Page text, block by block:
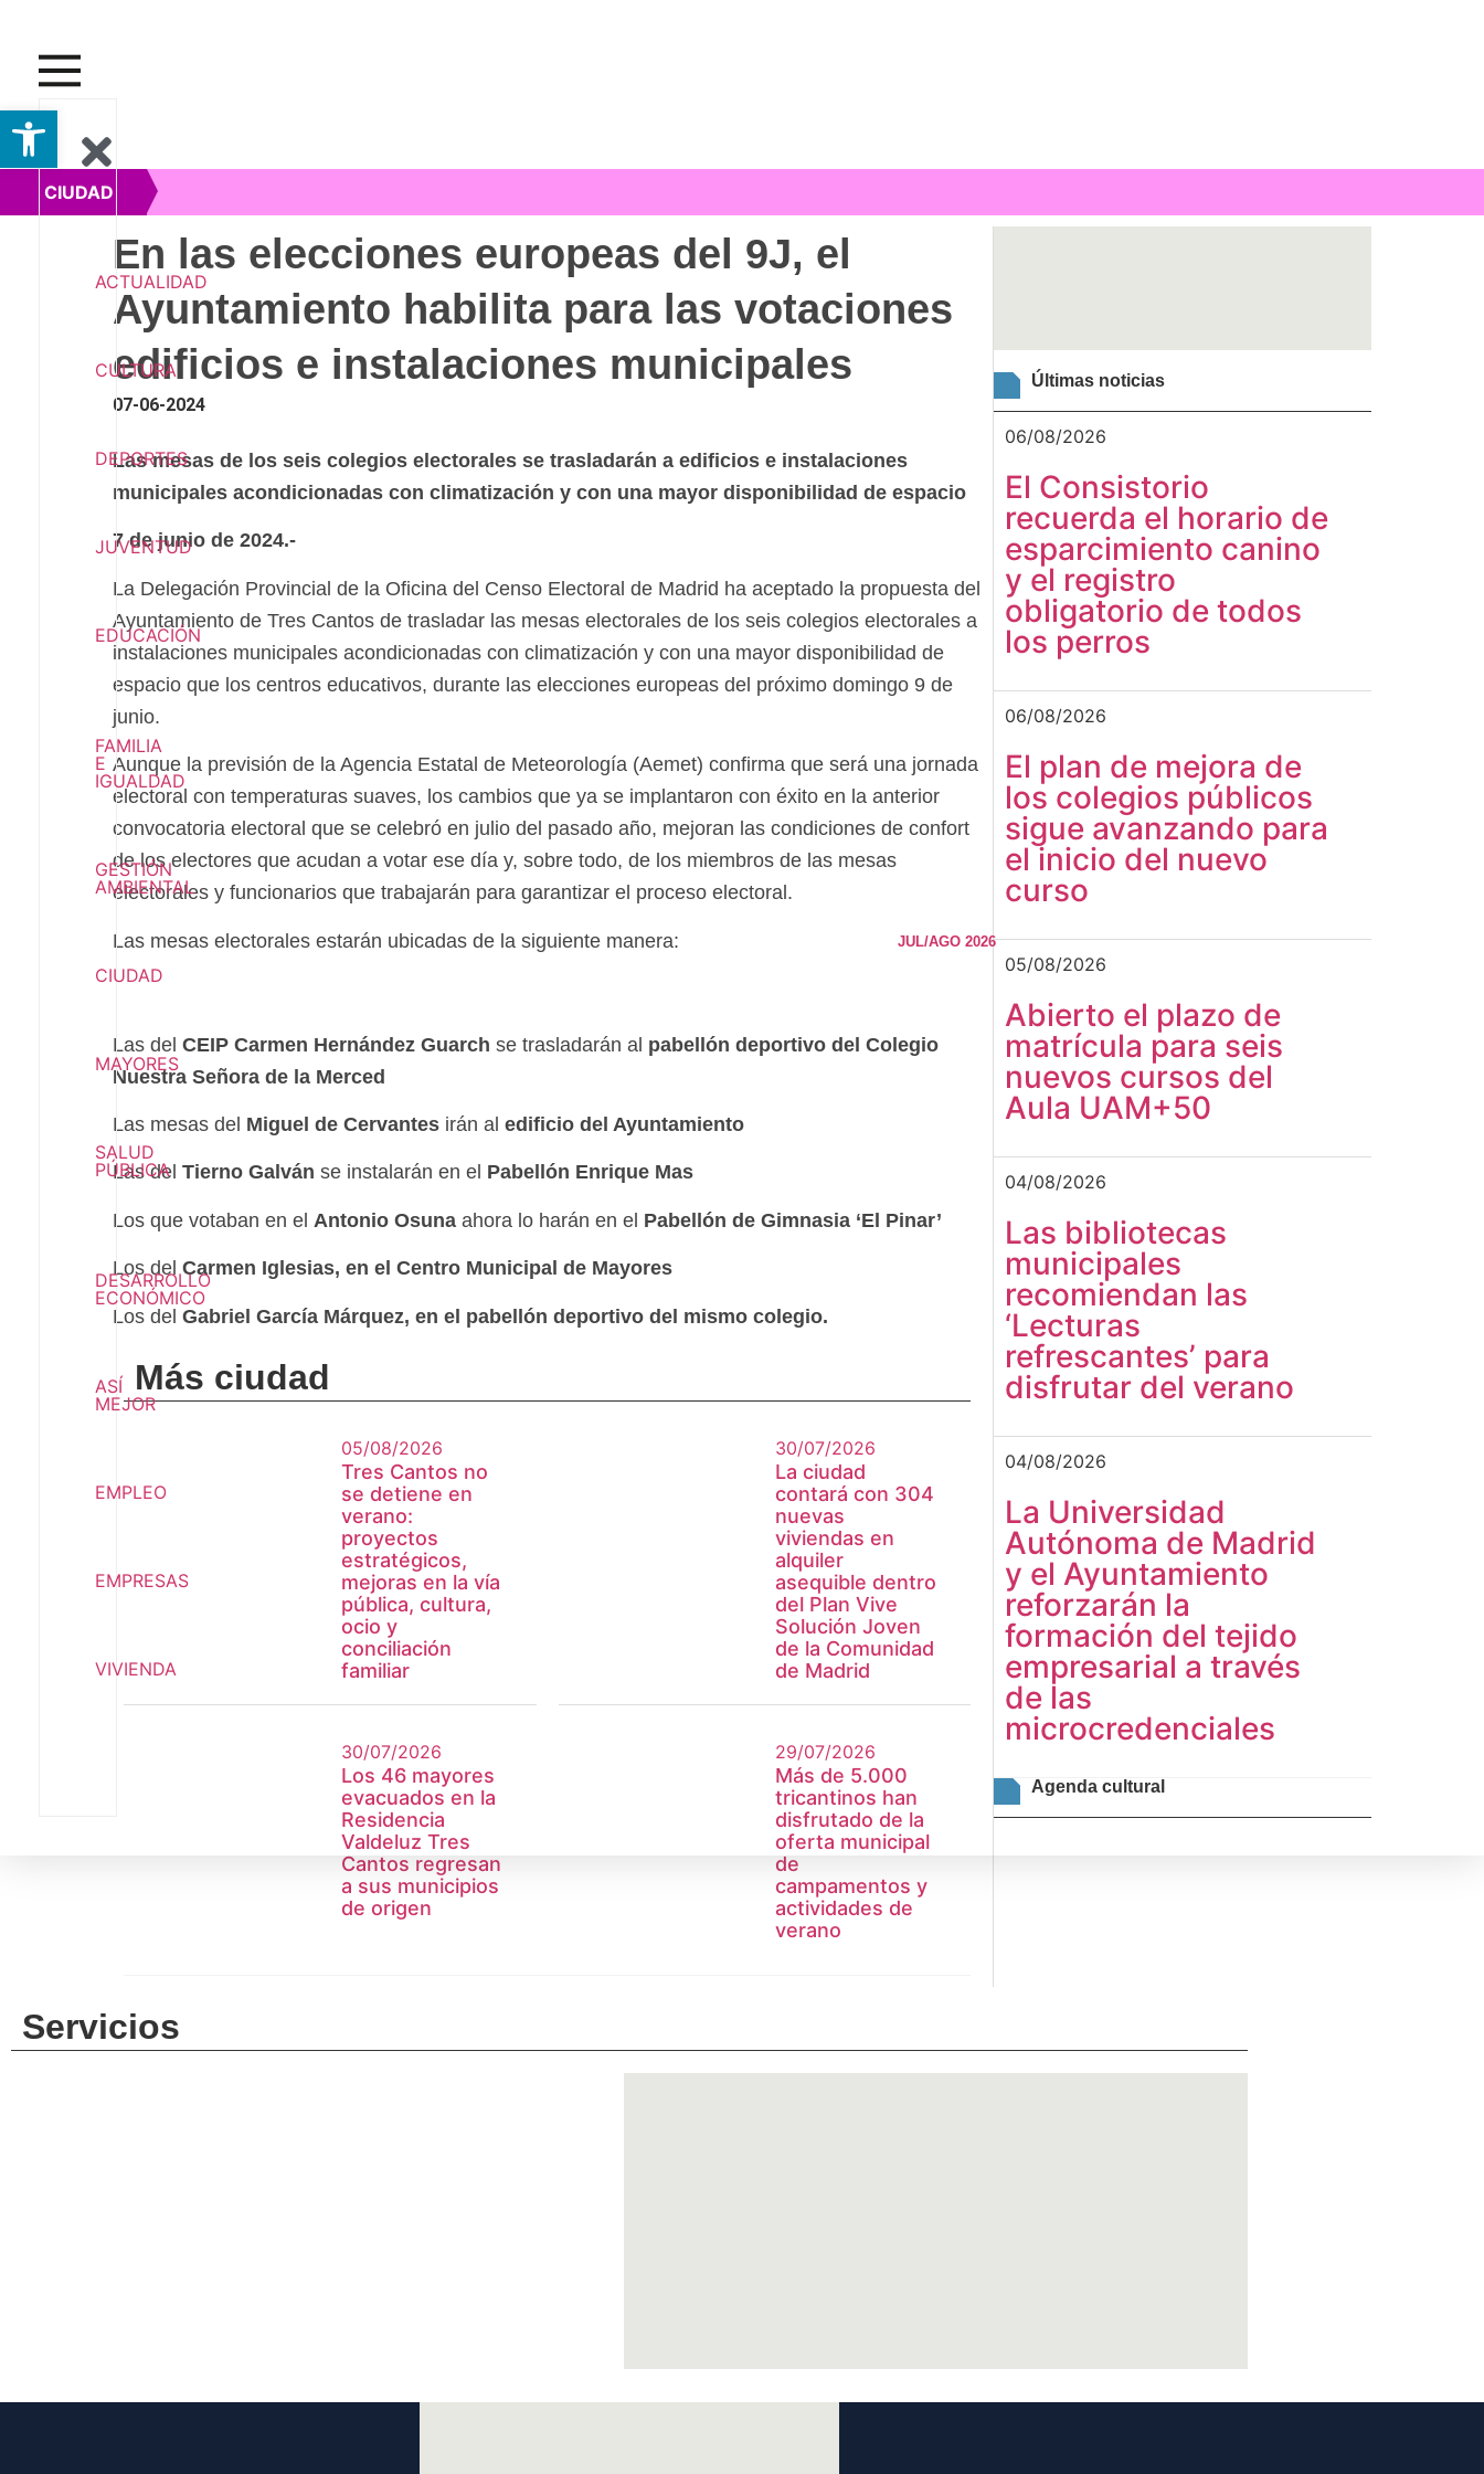
ACTUALIDAD
CULTURA
DEPORTES
JUVENTUD
EDUCACIÓN
FAMILIA
E
IGUALDAD
GESTIÓN
AMBIENTAL
CIUDAD
MAYORES
SALUD
PÚBLICA
DESARROLLO
ECONÓMICO
ASÍ
MEJOR
EMPLEO
EMPRESAS
VIVIENDA
JUL/AGO 2026
CIUDAD
En las elecciones europeas del 9J, el
Ayuntamiento habilita para las votaciones
edificios e instalaciones municipales
07-06-2024
Las mesas de los seis colegios electorales se trasladarán a edificios e instalaciones
municipales acondicionadas con climatización y con una mayor disponibilidad de espacio
7 de junio de 2024.-
La Delegación Provincial de la Oficina del Censo Electoral de Madrid ha aceptado la propuesta del
Ayuntamiento de Tres Cantos de trasladar las mesas electorales de los seis colegios electorales a
instalaciones municipales acondicionadas con climatización y con una mayor disponibilidad de
espacio que los centros educativos, durante las elecciones europeas del próximo domingo 9 de
junio.
Aunque la previsión de la Agencia Estatal de Meteorología (Aemet) confirma que será una jornada
electoral con temperaturas suaves, los cambios que ya se implantaron con éxito en la anterior
convocatoria electoral que se celebró en julio del pasado año, mejoran las condiciones de confort
de los electores que acudan a votar ese día y, sobre todo, de los miembros de las mesas
electorales y funcionarios que trabajarán para garantizar el proceso electoral.
Las mesas electorales estarán ubicadas de la siguiente manera:
Las del CEIP Carmen Hernández Guarch se trasladarán al pabellón deportivo del Colegio
Nuestra Señora de la Merced
Las mesas del Miguel de Cervantes irán al edificio del Ayuntamiento
Las del Tierno Galván se instalarán en el Pabellón Enrique Mas
Los que votaban en el Antonio Osuna ahora lo harán en el Pabellón de Gimnasia ‘El Pinar’
Los delCarmen Iglesias, en el Centro Municipal de Mayores
Los del Gabriel García Márquez, en el pabellón deportivo del mismo colegio.
Más ciudad
05/08/2026
Tres Cantos no
se detiene en
verano:
proyectos
estratégicos,
mejoras en la vía
pública, cultura,
ocio y
conciliación
familiar
30/07/2026
La ciudad
contará con 304
nuevas
viviendas en
alquiler
asequible dentro
del Plan Vive
Solución Joven
de la Comunidad
de Madrid
30/07/2026
Los 46 mayores
evacuados en la
Residencia
Valdeluz Tres
Cantos regresan
a sus municipios
de origen
29/07/2026
Más de 5.000
tricantinos han
disfrutado de la
oferta municipal
de
campamentos y
actividades de
verano
Últimas noticias
06/08/2026
El Consistorio
recuerda el horario de
esparcimiento canino
y el registro
obligatorio de todos
los perros
06/08/2026
El plan de mejora de
los colegios públicos
sigue avanzando para
el inicio del nuevo
curso
05/08/2026
Abierto el plazo de
matrícula para seis
nuevos cursos del
Aula UAM+50
04/08/2026
Las bibliotecas
municipales
recomiendan las
‘Lecturas
refrescantes’ para
disfrutar del verano
04/08/2026
La Universidad
Autónoma de Madrid
y el Ayuntamiento
reforzarán la
formación del tejido
empresarial a través
de las
microcredenciales
Agenda cultural
Servicios
Abrir barra de herramientas